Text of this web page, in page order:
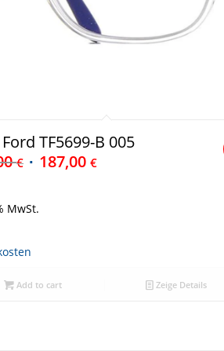
TF5699-B 005
€ 187,00 €
MwSt.
Add to cart Zeige Details